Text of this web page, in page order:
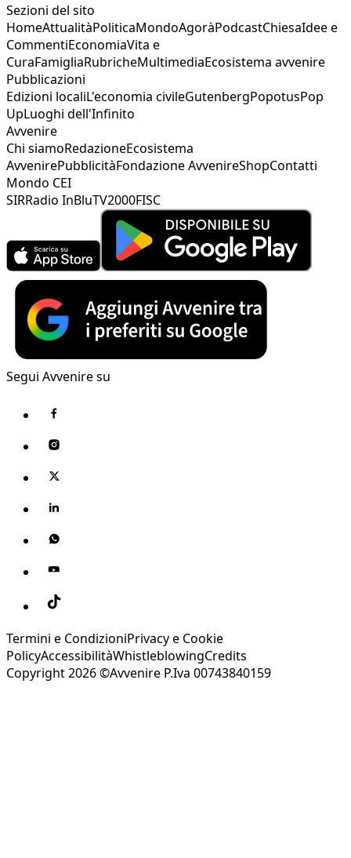
Sezioni del sito
HomeAttualitàPoliticaMondoAgoràPodcastChiesaIdee e
CommentiEconomiaVita e
CuraFamigliaRubricheMultimediaEcosistema avvenire
Pubblicazioni
Edizioni localiL'economia civileGutenbergPopotusPop
UpLuoghi dell'Infinito
Avvenire
Chi siamoRedazioneEcosistema
AvvenirePubblicitàFondazione AvvenireShopContatti
Mondo CEI
SIRRadio InBluTV2000FISC
Segui Avvenire su
Termini e CondizioniPrivacy e Cookie
PolicyAccessibilitàWhistleblowingCredits
Copyright 2026 ©Avvenire P.Iva 00743840159